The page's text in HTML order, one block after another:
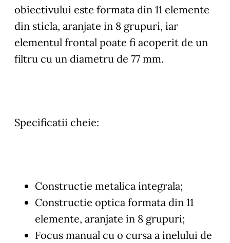
obiectivului este formata din 11 elemente
din sticla, aranjate in 8 grupuri, iar
elementul frontal poate fi acoperit de un
filtru cu un diametru de 77 mm.
Specificatii cheie:
Constructie metalica integrala;
Constructie optica formata din 11
elemente, aranjate in 8 grupuri;
Focus manual cu o cursa a inelului de